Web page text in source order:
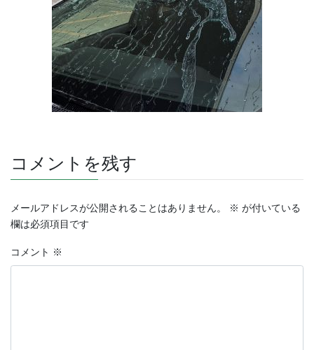
コメントを残す
メールアドレスが公開されることはありません。 ※ が付いている
欄は必須項目です
コメント ※